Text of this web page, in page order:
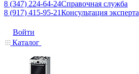
8 (347) 224-64-24Справочная служба
8 (917) 415-95-21Консультация эксперта
Войти
Каталог